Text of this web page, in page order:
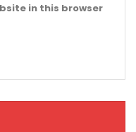
in this browser